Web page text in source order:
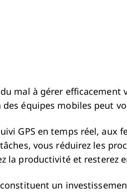
du mal à gérer efficacement
des équipes mobiles peut
GPS en temps réel,
vous réduirez les
la productivité et resterez
un